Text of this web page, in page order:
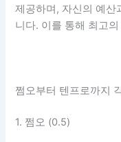
제공하며, 자신의 예산
니다. 이를 통해 최고
쩜오부터 텐프로까지
1. 쩜오 (0.5)